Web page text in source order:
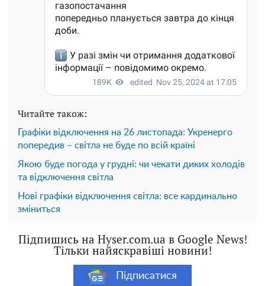
Читайте також:
Графіки відключення на 26 листопада: Укренерго
попередив – світла не буде по всій країні
Якою буде погода у грудні: чи чекати диких холодів
та відключення світла
Нові графіки відключення світла: все кардинально
зміниться
Підпишись на Hyser.com.ua в Google News!
Тільки найяскравіші новини!
Підписатися